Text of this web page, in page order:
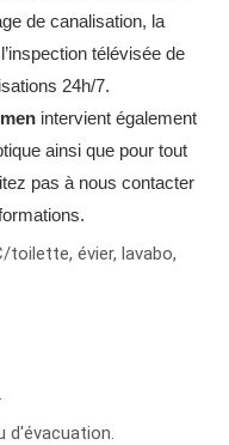
de canalisation, la
télévisée de
24h/7.
intervient également
ainsi que pour tout
pas à nous contacter
toilette, évier, lavabo,
d'évacuation.